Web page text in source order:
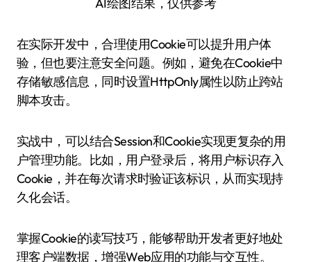
在实际开发中，合理使用Cookie可以提升用户体
验，但也要注意安全问题。例如，避免在Cookie中
存储敏感信息，同时设置HttpOnly属性以防止跨站
脚本攻击。
实战中，可以结合Session和Cookie实现更复杂的用
户管理功能。比如，用户登录后，将用户标识存入
Cookie，并在每次请求时验证该标识，从而实现持
久化会话。
掌握Cookie的读写技巧，能够帮助开发者更好地处
理客户端数据，增强Web应用的功能与交互性。